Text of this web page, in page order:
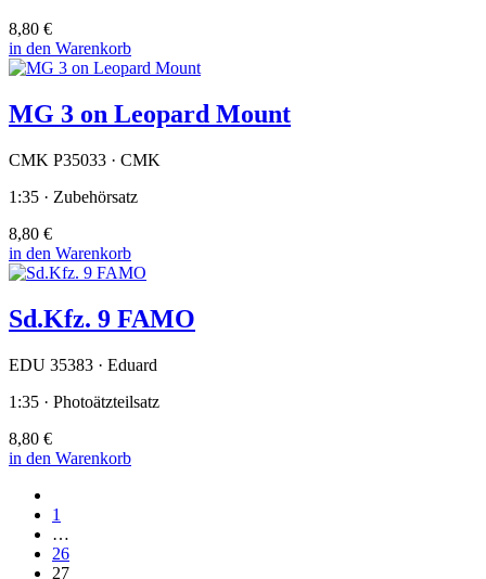
8,80 €
in den Warenkorb
MG 3 on Leopard Mount
CMK P35033 · CMK
1:35 · Zubehörsatz
8,80 €
in den Warenkorb
Sd.Kfz. 9 FAMO
EDU 35383 · Eduard
1:35 · Photoätzteilsatz
8,80 €
in den Warenkorb
1
…
26
27